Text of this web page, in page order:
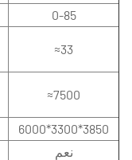
0-85
≈33
≈7500
6000*3300*3850
نعم